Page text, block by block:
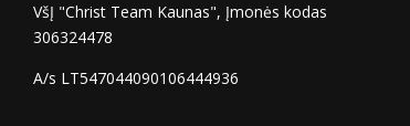
VšĮ "Christ Team Kaunas", Įmonės kodas
306324478
A/s LT547044090106444936